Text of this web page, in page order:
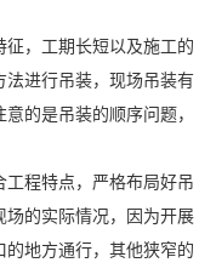
，工期长短以及施工的
进行吊装，现场吊装有
的是吊装的顺序问题，
工程特点，严格布局好吊
的实际情况，因为开展
地方通行，其他狭窄的